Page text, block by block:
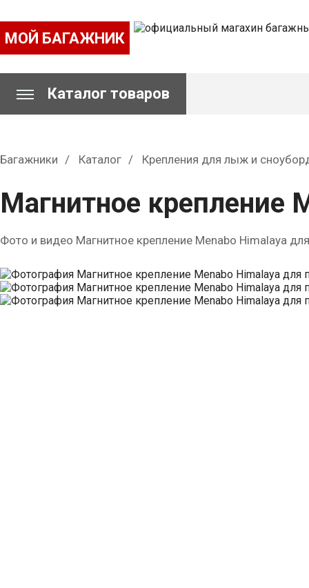
МОЙ БАГАЖНИК
Каталог товаров
Багажники Каталог Крепления для лыж и
Магнитное крепление
Фото и видео Магнитное крепление Menabo Himalaya